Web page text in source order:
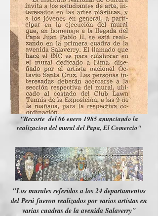
"Recorte del 06 enero 1985 anunciando la
realizacion del mural del Papa, El Comercio"
"Los murales referidos a los 24 departamentos
del Perú fueron realizados por varios artistas en
varias cuadras de la avenida Salaverry"